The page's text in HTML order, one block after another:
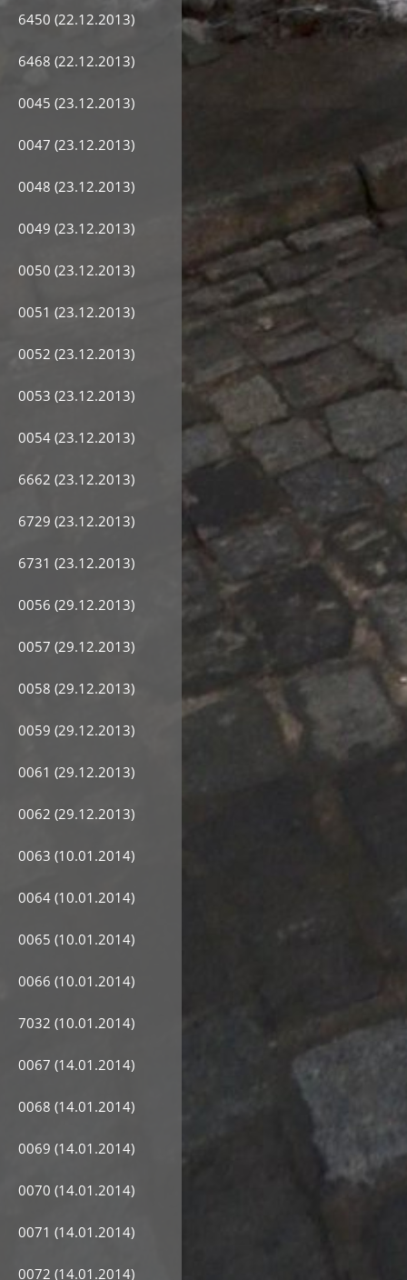
6450 (22.12.2013)
6468 (22.12.2013)
0045 (23.12.2013)
0047 (23.12.2013)
0048 (23.12.2013)
0049 (23.12.2013)
0050 (23.12.2013)
0051 (23.12.2013)
0052 (23.12.2013)
0053 (23.12.2013)
0054 (23.12.2013)
6662 (23.12.2013)
6729 (23.12.2013)
6731 (23.12.2013)
0056 (29.12.2013)
0057 (29.12.2013)
0058 (29.12.2013)
0059 (29.12.2013)
0061 (29.12.2013)
0062 (29.12.2013)
0063 (10.01.2014)
0064 (10.01.2014)
0065 (10.01.2014)
0066 (10.01.2014)
7032 (10.01.2014)
0067 (14.01.2014)
0068 (14.01.2014)
0069 (14.01.2014)
0070 (14.01.2014)
0071 (14.01.2014)
0072 (14.01.2014)